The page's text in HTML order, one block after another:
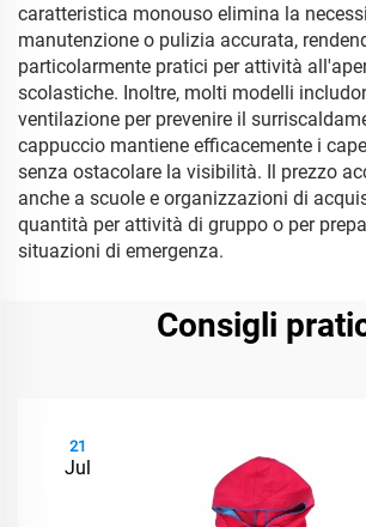
caratteristica monouso elimina la
manutenzione o pulizia accurata,
particolarmente pratici per attività
scolastiche. Inoltre, molti modelli
ventilazione per prevenire il
cappuccio mantiene efficacemente i
senza ostacolare la visibilità. Il prezzo
anche a scuole e organizzazioni di
quantità per attività di gruppo o per
situazioni di emergenza.
Consigli
21
Jul